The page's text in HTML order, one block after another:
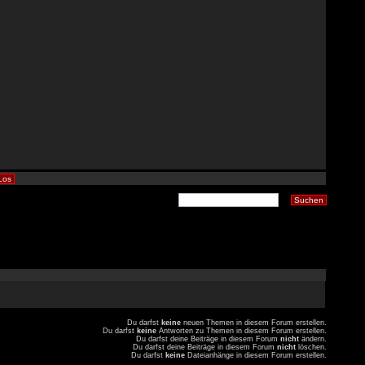
Du darfst keine neuen Themen in diesem Forum erstellen.
Du darfst keine Antworten zu Themen in diesem Forum erstellen.
Du darfst deine Beiträge in diesem Forum nicht ändern.
Du darfst deine Beiträge in diesem Forum nicht löschen.
Du darfst keine Dateianhänge in diesem Forum erstellen.